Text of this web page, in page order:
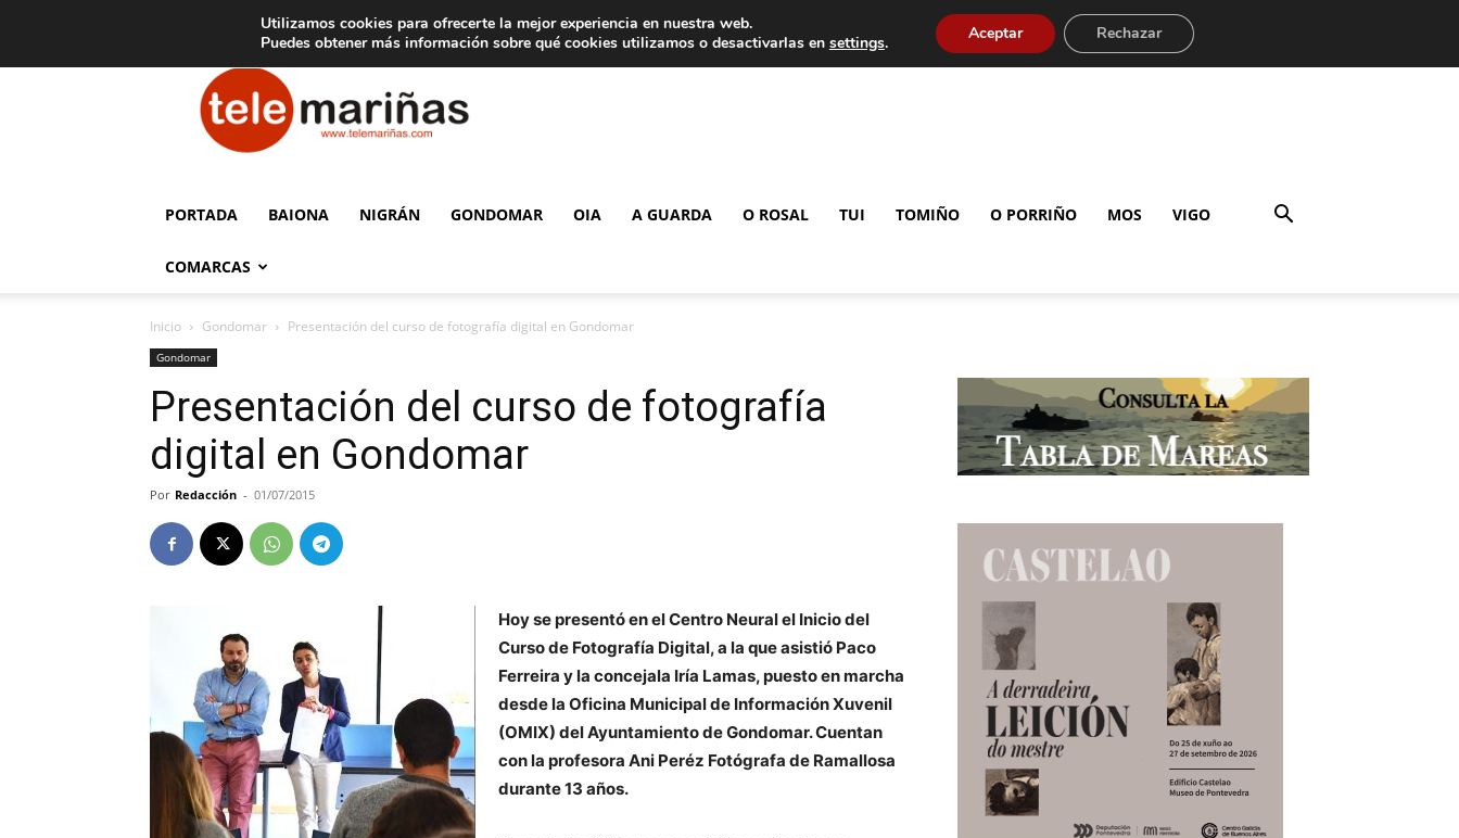
Aviso legal Tarifas de publicidad
Telemariñas
PORTADA BAIONA NIGRÁN GONDOMAR OIA A GUARDA O ROSAL TUI TOMIÑO O PORRIÑO MOS VIGO
COMARCAS
Inicio Gondomar Presentación del curso de fotografía digital en Gondomar
Gondomar
Presentación del curso de fotografía
digital en Gondomar
Por Redacción - 01/07/2015
Hoy se presentó en el Centro Neural el Inicio del
Curso de Fotografía Digital, a la que asistió Paco
Ferreira y la concejala Iría Lamas, puesto en marcha
desde la Oficina Municipal de Información Xuvenil
(OMIX) del Ayuntamiento de Gondomar. Cuentan
con la profesora Ani Peréz Fotógrafa de Ramallosa
durante 13 años.
Utilizamos cookies para ofrecerte la mejor experiencia en nuestra web.
Puedes obtener más información sobre qué cookies utilizamos o desactivarlas en settings. Aceptar Rechazar